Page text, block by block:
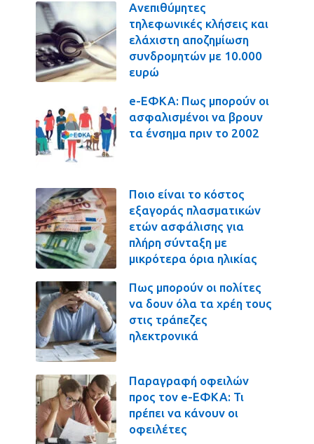
Ανεπιθύμητες
τηλεφωνικές κλήσεις και
ελάχιστη αποζημίωση
συνδρομητών με 10.000
ευρώ
e-ΕΦΚΑ: Πως μπορούν οι
ασφαλισμένοι να βρουν
τα ένσημα πριν το 2002
Ποιο είναι το κόστος
εξαγοράς πλασματικών
ετών ασφάλισης για
πλήρη σύνταξη με
μικρότερα όρια ηλικίας
Πως μπορούν οι πολίτες
να δουν όλα τα χρέη τους
στις τράπεζες
ηλεκτρονικά
Παραγραφή οφειλών
προς τον e-ΕΦΚΑ: Τι
πρέπει να κάνουν οι
οφειλέτες